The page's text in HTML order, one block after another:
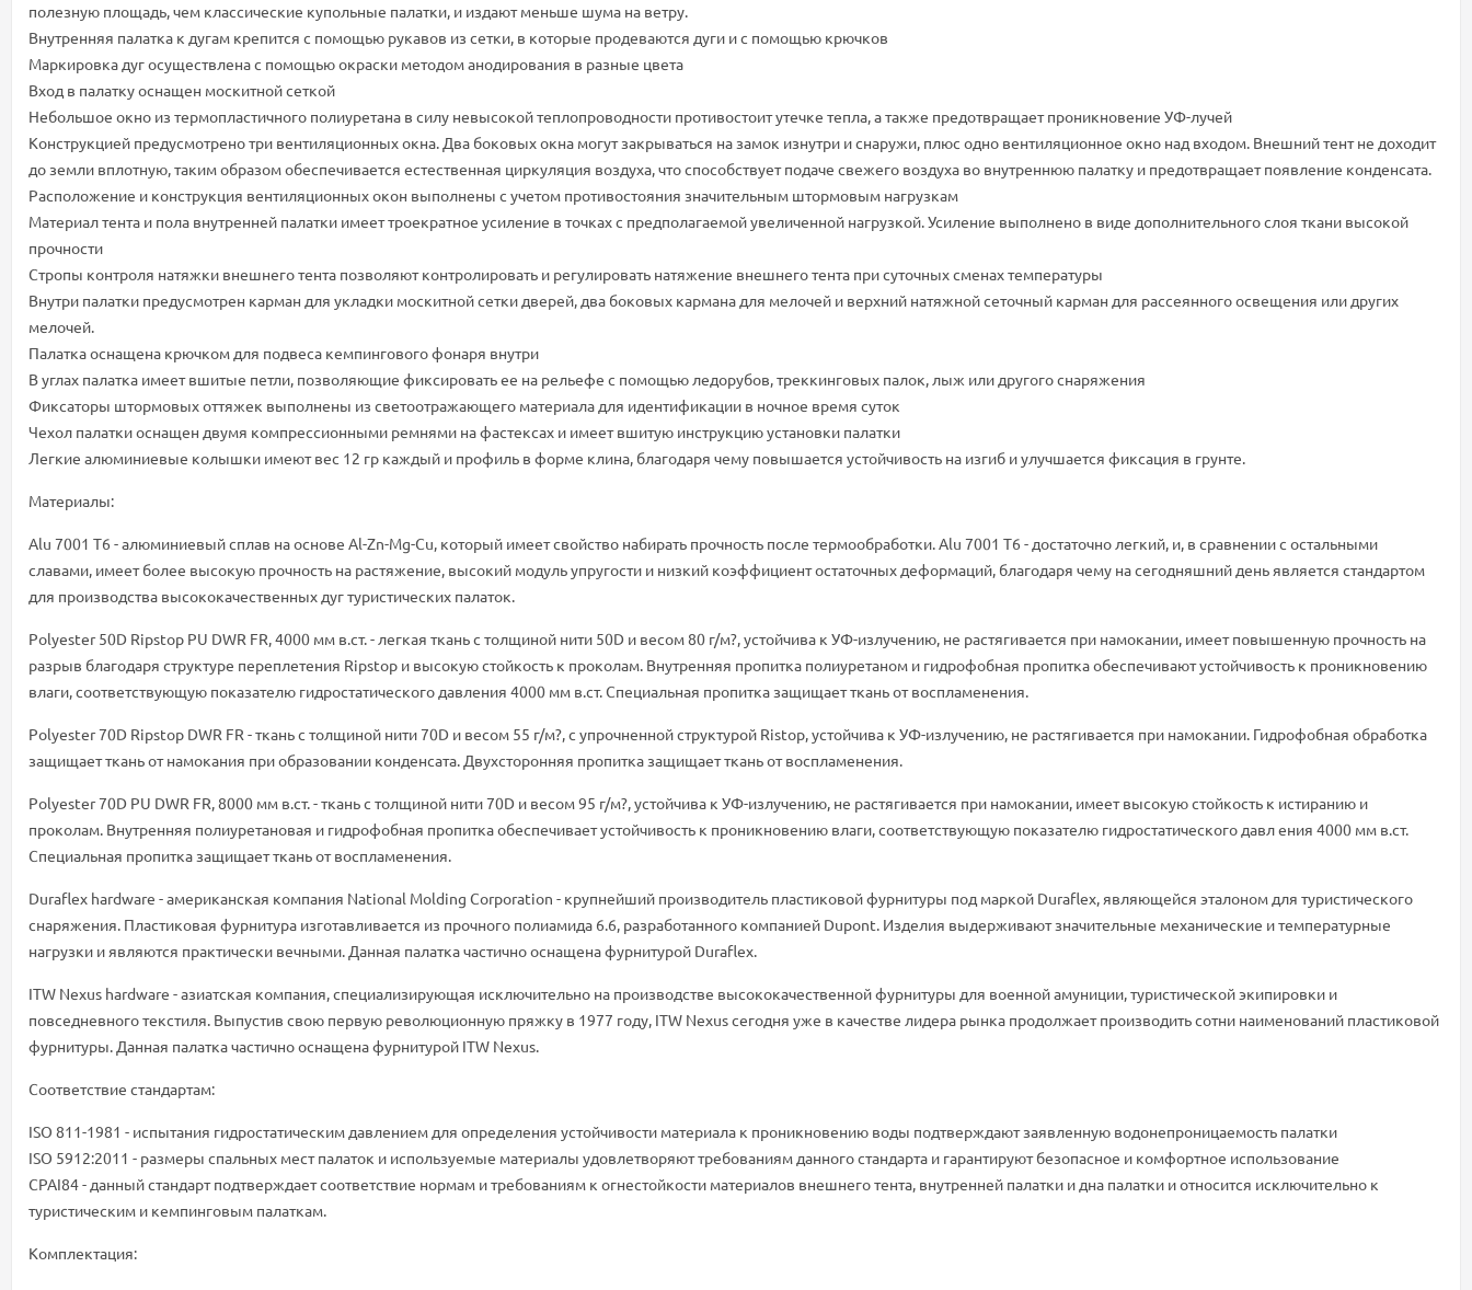
полезную площадь, чем классические купольные палатки, и издают меньше шума на ветру.
Внутренняя палатка к дугам крепится с помощью рукавов из сетки, в которые продеваются дуги и с помощью крючков
Маркировка дуг осуществлена с помощью окраски методом анодирования в разные цвета
Вход в палатку оснащен москитной сеткой
Небольшое окно из термопластичного полиуретана в силу невысокой теплопроводности противостоит утечке тепла, а также предотвращает проникновение УФ-лучей
Конструкцией предусмотрено три вентиляционных окна. Два боковых окна могут закрываться на замок изнутри и снаружи, плюс одно вентиляционное окно над входом. Внешний тент не доходит
до земли вплотную, таким образом обеспечивается естественная циркуляция воздуха, что способствует подаче свежего воздуха во внутреннюю палатку и предотвращает появление конденсата.
Расположение и конструкция вентиляционных окон выполнены с учетом противостояния значительным штормовым нагрузкам
Материал тента и пола внутренней палатки имеет троекратное усиление в точках с предполагаемой увеличенной нагрузкой. Усиление выполнено в виде дополнительного слоя ткани высокой
прочности
Стропы контроля натяжки внешнего тента позволяют контролировать и регулировать натяжение внешнего тента при суточных сменах температуры
Внутри палатки предусмотрен карман для укладки москитной сетки дверей, два боковых кармана для мелочей и верхний натяжной сеточный карман для рассеянного освещения или других
мелочей.
Палатка оснащена крючком для подвеса кемпингового фонаря внутри
В углах палатка имеет вшитые петли, позволяющие фиксировать ее на рельефе с помощью ледорубов, треккинговых палок, лыж или другого снаряжения
Фиксаторы штормовых оттяжек выполнены из светоотражающего материала для идентификации в ночное время суток
Чехол палатки оснащен двумя компрессионными ремнями на фастексах и имеет вшитую инструкцию установки палатки
Легкие алюминиевые колышки имеют вес 12 гр каждый и профиль в форме клина, благодаря чему повышается устойчивость на изгиб и улучшается фиксация в грунте.
Материалы:
Alu 7001 T6 - алюминиевый сплав на основе Al-Zn-Mg-Cu, который имеет свойство набирать прочность после термообработки. Alu 7001 T6 - достаточно легкий, и, в сравнении с остальными
славами, имеет более высокую прочность на растяжение, высокий модуль упругости и низкий коэффициент остаточных деформаций, благодаря чему на сегодняшний день является стандартом
для производства высококачественных дуг туристических палаток.
Polyester 50D Ripstop PU DWR FR, 4000 мм в.ст. - легкая ткань с толщиной нити 50D и весом 80 г/м?, устойчива к УФ-излучению, не растягивается при намокании, имеет повышенную прочность на
разрыв благодаря структуре переплетения Ripstop и высокую стойкость к проколам. Внутренняя пропитка полиуретаном и гидрофобная пропитка обеспечивают устойчивость к проникновению
влаги, соответствующую показателю гидростатического давления 4000 мм в.ст. Специальная пропитка защищает ткань от воспламенения.
Polyester 70D Ripstop DWR FR - ткань с толщиной нити 70D и весом 55 г/м?, с упрочненной структурой Ristop, устойчива к УФ-излучению, не растягивается при намокании. Гидрофобная обработка
защищает ткань от намокания при образовании конденсата. Двухсторонняя пропитка защищает ткань от воспламенения.
Polyester 70D PU DWR FR, 8000 мм в.ст. - ткань с толщиной нити 70D и весом 95 г/м?, устойчива к УФ-излучению, не растягивается при намокании, имеет высокую стойкость к истиранию и
проколам. Внутренняя полиуретановая и гидрофобная пропитка обеспечивает устойчивость к проникновению влаги, соответствующую показателю гидростатического давл ения 4000 мм в.ст.
Специальная пропитка защищает ткань от воспламенения.
Duraflex hardware - американская компания National Molding Corporation - крупнейший производитель пластиковой фурнитуры под маркой Duraflex, являющейся эталоном для туристического
снаряжения. Пластиковая фурнитура изготавливается из прочного полиамида 6.6, разработанного компанией Dupont. Изделия выдерживают значительные механические и температурные
нагрузки и являются практически вечными. Данная палатка частично оснащена фурнитурой Duraflex.
ITW Nexus hardware - азиатская компания, специализирующая исключительно на производстве высококачественной фурнитуры для военной амуниции, туристической экипировки и
повседневного текстиля. Выпустив свою первую революционную пряжку в 1977 году, ITW Nexus сегодня уже в качестве лидера рынка продолжает производить сотни наименований пластиковой
фурнитуры. Данная палатка частично оснащена фурнитурой ITW Nexus.
Соответствие стандартам:
ISO 811-1981 - испытания гидростатическим давлением для определения устойчивости материала к проникновению воды подтверждают заявленную водонепроницаемость палатки
ISO 5912:2011 - размеры спальных мест палаток и используемые материалы удовлетворяют требованиям данного стандарта и гарантируют безопасное и комфортное использование
CPAI84 - данный стандарт подтверждает соответствие нормам и требованиям к огнестойкости материалов внешнего тента, внутренней палатки и дна палатки и относится исключительно к
туристическим и кемпинговым палаткам.
Комплектация: